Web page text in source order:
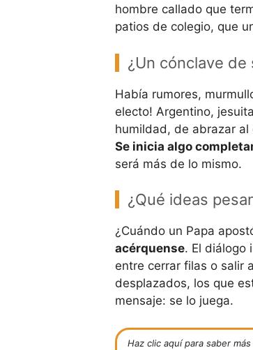
hombre callado que
patios de colegio, que
¿Un cónclave de
Había rumores,
electo! Argentino,
humildad, de abrazar
Se inicia algo
será más de lo mismo.
¿Qué ideas
¿Cuándo un Papa
acérquense. El diálogo
entre cerrar filas o salir
desplazados, los que
mensaje: se lo juega.
Haz clic aquí para saber más